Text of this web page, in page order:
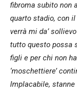
fibroma subito non
quarto stadio, con
verrà mi da’
tutto questo possa
figli e per chi non
‘moschettiere’
Implacabile, stanne